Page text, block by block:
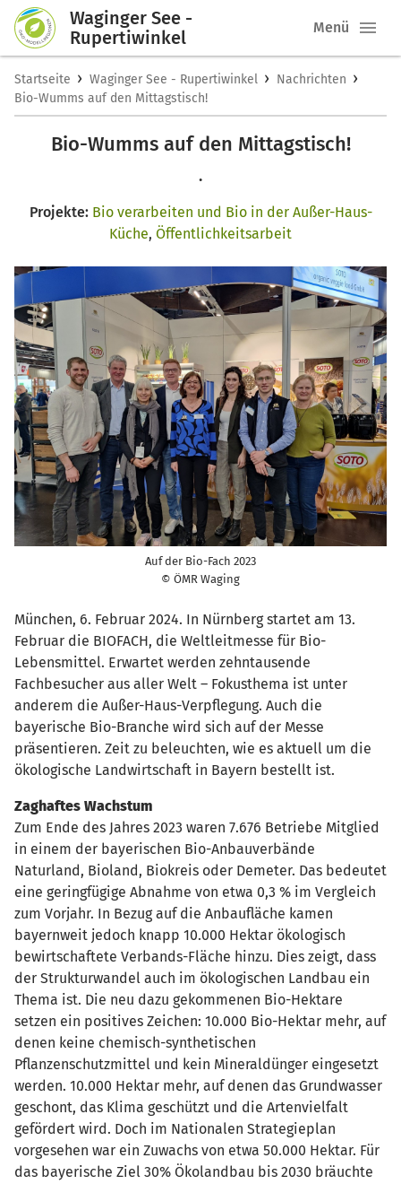
Waginger See -
Rupertiwinkel
Menü
Startseite › Waginger See - Rupertiwinkel › Nachrichten ›
Bio-Wumms auf den Mittagstisch!
Bio-Wumms auf den Mittagstisch!
.
Projekte: Bio verarbeiten und Bio in der Außer-Haus-
Küche, Öffentlichkeitsarbeit
Auf der Bio-Fach 2023
© ÖMR Waging
München, 6. Februar 2024. In Nürnberg startet am 13.
Februar die BIOFACH, die Weltleitmesse für Bio-
Lebensmittel. Erwartet werden zehntausende
Fachbesucher aus aller Welt – Fokusthema ist unter
anderem die Außer-Haus-Verpflegung. Auch die
bayerische Bio-Branche wird sich auf der Messe
präsentieren. Zeit zu beleuchten, wie es aktuell um die
ökologische Landwirtschaft in Bayern bestellt ist.
Zaghaftes Wachstum
Zum Ende des Jahres 2023 waren 7.676 Betriebe Mitglied
in einem der bayerischen Bio-Anbauverbände
Naturland, Bioland, Biokreis oder Demeter. Das bedeutet
eine geringfügige Abnahme von etwa 0,3 % im Vergleich
zum Vorjahr. In Bezug auf die Anbaufläche kamen
bayernweit jedoch knapp 10.000 Hektar ökologisch
bewirtschaftete Verbands-Fläche hinzu. Dies zeigt, dass
der Strukturwandel auch im ökologischen Landbau ein
Thema ist. Die neu dazu gekommenen Bio-Hektare
setzen ein positives Zeichen: 10.000 Bio-Hektar mehr, auf
denen keine chemisch-synthetischen
Pflanzenschutzmittel und kein Mineraldünger eingesetzt
werden. 10.000 Hektar mehr, auf denen das Grundwasser
geschont, das Klima geschützt und die Artenvielfalt
gefördert wird. Doch im Nationalen Strategieplan
vorgesehen war ein Zuwachs von etwa 50.000 Hektar. Für
das bayerische Ziel 30% Ökolandbau bis 2030 bräuchte